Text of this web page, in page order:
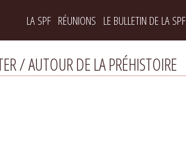
LA SPF RÉUNIONS LE BULLETIN DE LA SPF
/ AUTOUR DE LA PRÉHISTOIRE